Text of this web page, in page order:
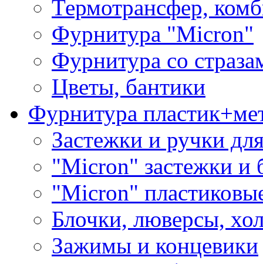
Термотрансфер,
Фурнитура "Micron"
Фурнитура со
Цветы, бантики
Фурнитура
Застежки и ручки
"Micron" застежки и
"Micron"
Блочки, люверсы,
Зажимы и концевики